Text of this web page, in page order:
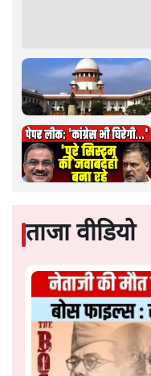
ताजा वीडियो